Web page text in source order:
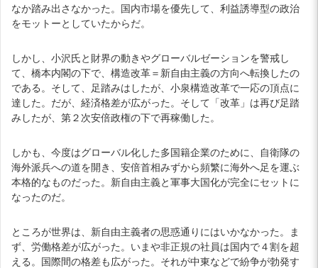
なか踏み出さなかった。国内市場を優先して、利益誘導型の政治
をモットーとしていたからだ。
しかし、小沢氏と財界の動きやグローバルゼーションを警戒し
て、橋本内閣の下で、構造改革＝新自由主義の方向へ転換したの
である。そして、足踏みはしたが、小泉構造改革で一応の頂点に
達した。だが、経済格差が広がった。そして「改革」は再び足踏
みしたが、第２次安倍政権の下で再稼働した。
しかも、今度はグローバル化した多国籍企業のために、自衛隊の
海外派兵への道を開き、安倍首相みずから頻繁に海外へ足を運ぶ
本格的なものだった。新自由主義と軍事大国化が完全にセットに
なったのだ。
ところが世界は、新自由主義者の思惑通りにはいかなかった。ま
ず、労働格差が広がった。いまや非正規の社員は国内で４割を超
える。国際間の格差も広がった。それが中東などで紛争が勃発す